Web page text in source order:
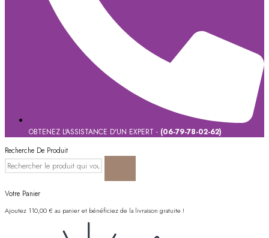
OBTENEZ L'ASSISTANCE D'UN EXPERT - (06-79-78-02-62)
Recherche De Produit
Votre Panier
Ajoutez 110,00€ au panier et bénéficiez de la livraison gratuite !